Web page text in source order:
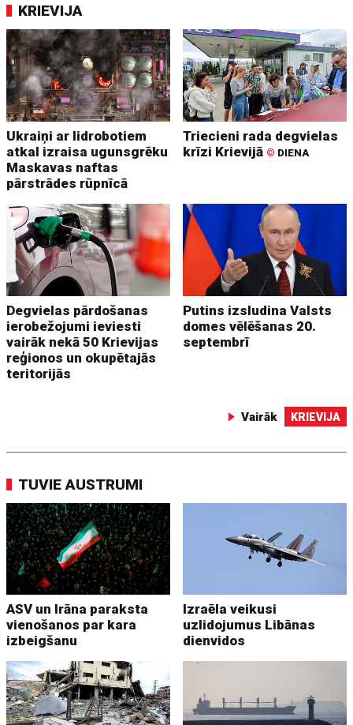
KRIEVIJA
Ukraiņi ar lidrobotiem
atkal izraisa ugunsgrēku
Maskavas naftas
pārstrādes rūpnīcā
Triecieni rada degvielas
krīzi Krievijā © DIENA
Degvielas pārdošanas
ierobežojumi ieviesti
vairāk nekā 50 Krievijas
reģionos un okupētajās
teritorijās
Putins izsludina Valsts
domes vēlēšanas 20.
septembrī
Vairāk KRIEVIJA
TUVIE AUSTRUMI
ASV un Irāna paraksta
vienošanos par kara
izbeigšanu
Izraēla veikusi
uzlidojumus Libānas
dienvidos